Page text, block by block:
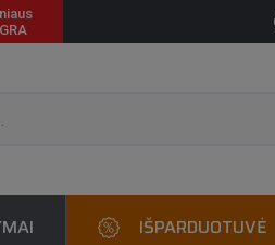
IŠPARDUOTUVĖ